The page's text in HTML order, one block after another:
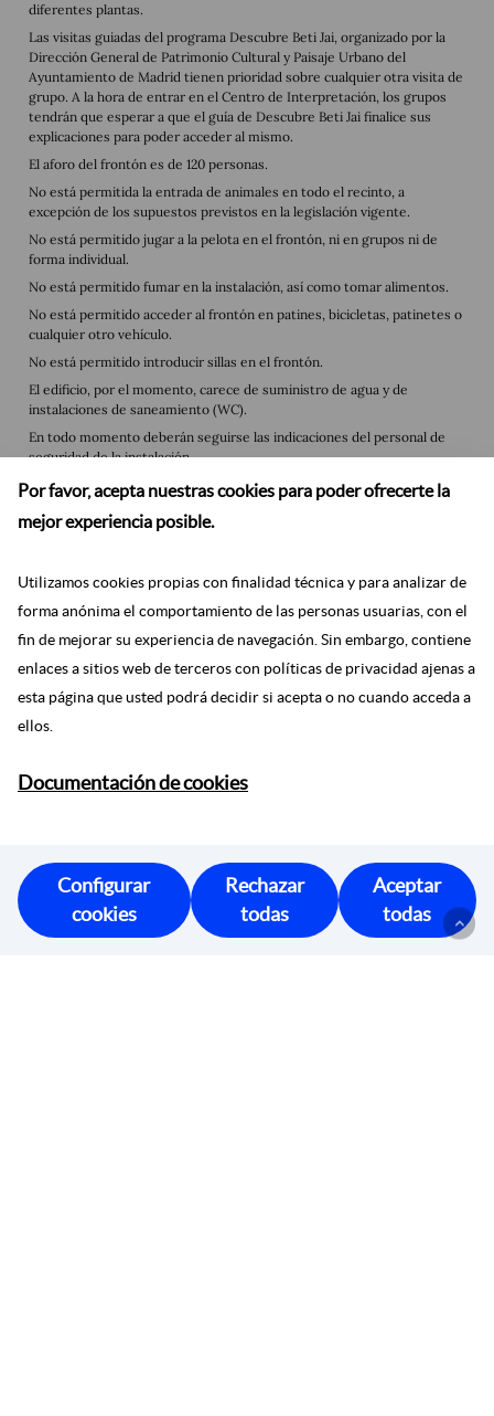
Por favor, acepta nuestras cookies para poder ofrecerte la
mejor experiencia posible.
Utilizamos cookies propias con finalidad técnica y para analizar de
forma anónima el comportamiento de las personas usuarias, con el
fin de mejorar su experiencia de navegación. Sin embargo, contiene
enlaces a sitios web de terceros con políticas de privacidad ajenas a
esta página que usted podrá decidir si acepta o no cuando acceda a
ellos.
Documentación de cookies
Configurar
cookies
Rechazar
todas
Aceptar
todas
diferentes plantas.
Las visitas guiadas del programa Descubre Beti Jai, organizado por la
Dirección General de Patrimonio Cultural y Paisaje Urbano del
Ayuntamiento de Madrid tienen prioridad sobre cualquier otra visita de
grupo. A la hora de entrar en el Centro de Interpretación, los grupos
tendrán que esperar a que el guía de Descubre Beti Jai finalice sus
explicaciones para poder acceder al mismo.
El aforo del frontón es de 120 personas.
No está permitida la entrada de animales en todo el recinto, a
excepción de los supuestos previstos en la legislación vigente.
No está permitido jugar a la pelota en el frontón, ni en grupos ni de
forma individual.
No está permitido fumar en la instalación, así como tomar alimentos.
No está permitido acceder al frontón en patines, bicicletas, patinetes o
cualquier otro vehículo.
No está permitido introducir sillas en el frontón.
El edificio, por el momento, carece de suministro de agua y de
instalaciones de saneamiento (WC).
En todo momento deberán seguirse las indicaciones del personal de
seguridad de la instalación.
Protección de datos Aviso legal Accesibilidad
Facebook Instagram Youtube